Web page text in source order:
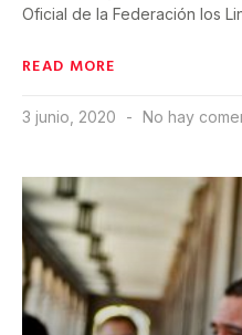
Oficial de la Federación los
READ MORE
3 junio, 2020 No hay